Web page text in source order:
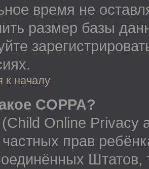
время не
размер базы
к началу
COPPA?
Online Privacy
прав
Штатов,